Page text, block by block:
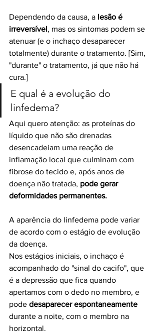
Dependendo da causa, a lesão é
irreversível, mas os sintomas podem se
atenuar (e o inchaço desaparecer
totalmente) durante o tratamento. [Sim,
"durante" o tratamento, já que não há
cura.]
E qual é a evolução do
linfedema?
Aqui quero atenção: as proteínas do
líquido que não são drenadas
desencadeiam uma reação de
inflamação local que culminam com
fibrose do tecido e, após anos de
doença não tratada, pode gerar
deformidades permanentes.
A aparência do linfedema pode variar
de acordo com o estágio de evolução
da doença.
Nos estágios iniciais, o inchaço é
acompanhado do "sinal do cacifo", que
é a depressão que fica quando
apertamos com o dedo no membro, e
pode desaparecer espontaneamente
durante a noite, com o membro na
horizontal.